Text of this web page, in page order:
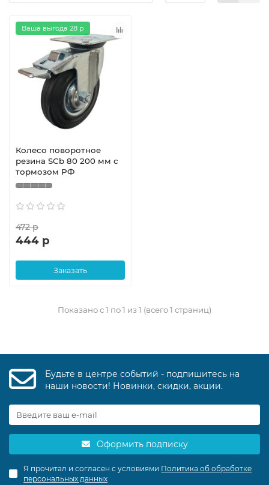
Ваша выгода 28 р
Колесо поворотное
резина SCb 80 200 мм с
тормозом РФ
472 р
444 р
Заказать
Показано с 1 по 1 из 1 (всего 1 страниц)
Будьте в центре событий - подпишитесь на
наши новости! Новинки, скидки, акции.
Оформить подписку
Я прочитал и согласен с условиями Политика об обработке
персональных данных